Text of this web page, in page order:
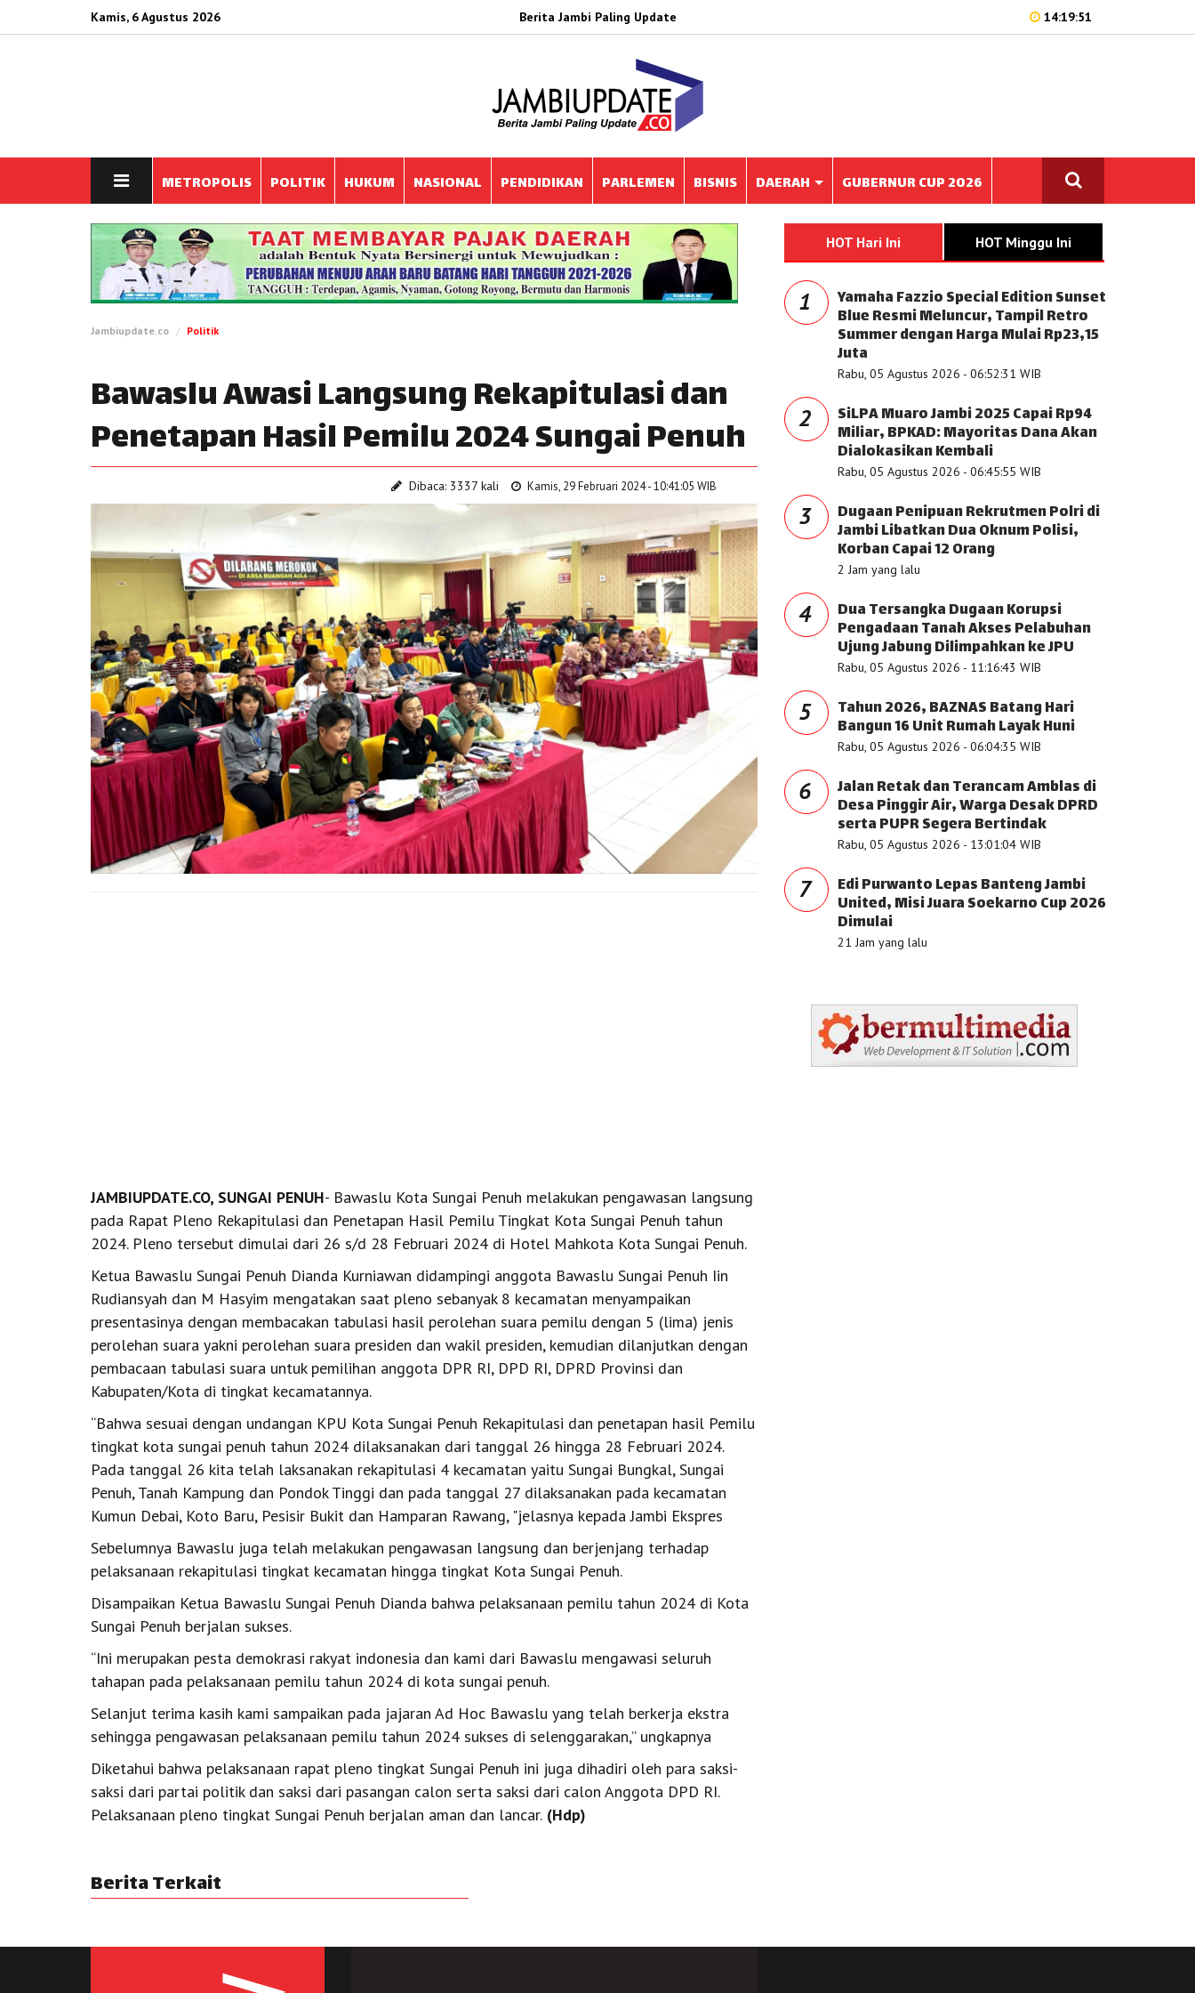
Kamis, 6 Agustus 2026 Berita Jambi Paling Update 14:19:51
METROPOLIS POLITIK HUKUM NASIONAL PENDIDIKAN PARLEMEN BISNIS DAERAH GUBERNUR CUP 2026
Jambiupdate.co Politik
Bawaslu Awasi Langsung Rekapitulasi dan
Penetapan Hasil Pemilu 2024 Sungai Penuh
Dibaca: 3337 kali Kamis, 29 Februari 2024 - 10:41:05 WIB
JAMBIUPDATE.CO, SUNGAI PENUH- Bawaslu Kota Sungai Penuh melakukan pengawasan langsung
pada Rapat Pleno Rekapitulasi dan Penetapan Hasil Pemilu Tingkat Kota Sungai Penuh tahun
2024. Pleno tersebut dimulai dari 26 s/d 28 Februari 2024 di Hotel Mahkota Kota Sungai Penuh.
Ketua Bawaslu Sungai Penuh Dianda Kurniawan didampingi anggota Bawaslu Sungai Penuh Iin
Rudiansyah dan M Hasyim mengatakan saat pleno sebanyak 8 kecamatan menyampaikan
presentasinya dengan membacakan tabulasi hasil perolehan suara pemilu dengan 5 (lima) jenis
perolehan suara yakni perolehan suara presiden dan wakil presiden, kemudian dilanjutkan dengan
pembacaan tabulasi suara untuk pemilihan anggota DPR RI, DPD RI, DPRD Provinsi dan
Kabupaten/Kota di tingkat kecamatannya.
“Bahwa sesuai dengan undangan KPU Kota Sungai Penuh Rekapitulasi dan penetapan hasil Pemilu
tingkat kota sungai penuh tahun 2024 dilaksanakan dari tanggal 26 hingga 28 Februari 2024.
Pada tanggal 26 kita telah laksanakan rekapitulasi 4 kecamatan yaitu Sungai Bungkal, Sungai
Penuh, Tanah Kampung dan Pondok Tinggi dan pada tanggal 27 dilaksanakan pada kecamatan
Kumun Debai, Koto Baru, Pesisir Bukit dan Hamparan Rawang, "jelasnya kepada Jambi Ekspres
Sebelumnya Bawaslu juga telah melakukan pengawasan langsung dan berjenjang terhadap
pelaksanaan rekapitulasi tingkat kecamatan hingga tingkat Kota Sungai Penuh.
Disampaikan Ketua Bawaslu Sungai Penuh Dianda bahwa pelaksanaan pemilu tahun 2024 di Kota
Sungai Penuh berjalan sukses.
“Ini merupakan pesta demokrasi rakyat indonesia dan kami dari Bawaslu mengawasi seluruh
tahapan pada pelaksanaan pemilu tahun 2024 di kota sungai penuh.
Selanjut terima kasih kami sampaikan pada jajaran Ad Hoc Bawaslu yang telah berkerja ekstra
sehingga pengawasan pelaksanaan pemilu tahun 2024 sukses di selenggarakan,” ungkapnya
Diketahui bahwa pelaksanaan rapat pleno tingkat Sungai Penuh ini juga dihadiri oleh para saksi-
saksi dari partai politik dan saksi dari pasangan calon serta saksi dari calon Anggota DPD RI.
Pelaksanaan pleno tingkat Sungai Penuh berjalan aman dan lancar. (Hdp)
Berita Terkait
HOT Hari Ini HOT Minggu Ini
1 Yamaha Fazzio Special Edition Sunset
Blue Resmi Meluncur, Tampil Retro
Summer dengan Harga Mulai Rp23,15
Juta
Rabu, 05 Agustus 2026 - 06:52:31 WIB
2 SiLPA Muaro Jambi 2025 Capai Rp94
Miliar, BPKAD: Mayoritas Dana Akan
Dialokasikan Kembali
Rabu, 05 Agustus 2026 - 06:45:55 WIB
3 Dugaan Penipuan Rekrutmen Polri di
Jambi Libatkan Dua Oknum Polisi,
Korban Capai 12 Orang
2 Jam yang lalu
4 Dua Tersangka Dugaan Korupsi
Pengadaan Tanah Akses Pelabuhan
Ujung Jabung Dilimpahkan ke JPU
Rabu, 05 Agustus 2026 - 11:16:43 WIB
5 Tahun 2026, BAZNAS Batang Hari
Bangun 16 Unit Rumah Layak Huni
Rabu, 05 Agustus 2026 - 06:04:35 WIB
6 Jalan Retak dan Terancam Amblas di
Desa Pinggir Air, Warga Desak DPRD
serta PUPR Segera Bertindak
Rabu, 05 Agustus 2026 - 13:01:04 WIB
7 Edi Purwanto Lepas Banteng Jambi
United, Misi Juara Soekarno Cup 2026
Dimulai
21 Jam yang lalu